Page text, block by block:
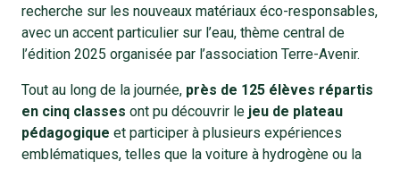
recherche sur les nouveaux matériaux éco-responsables,
avec un accent particulier sur l’eau, thème central de
l’édition 2025 organisée par l’association Terre-Avenir.
Tout au long de la journée, près de 125 élèves répartis
en cinq classes ont pu découvrir le jeu de plateau
pédagogique et participer à plusieurs expériences
emblématiques, telles que la voiture à hydrogène ou la